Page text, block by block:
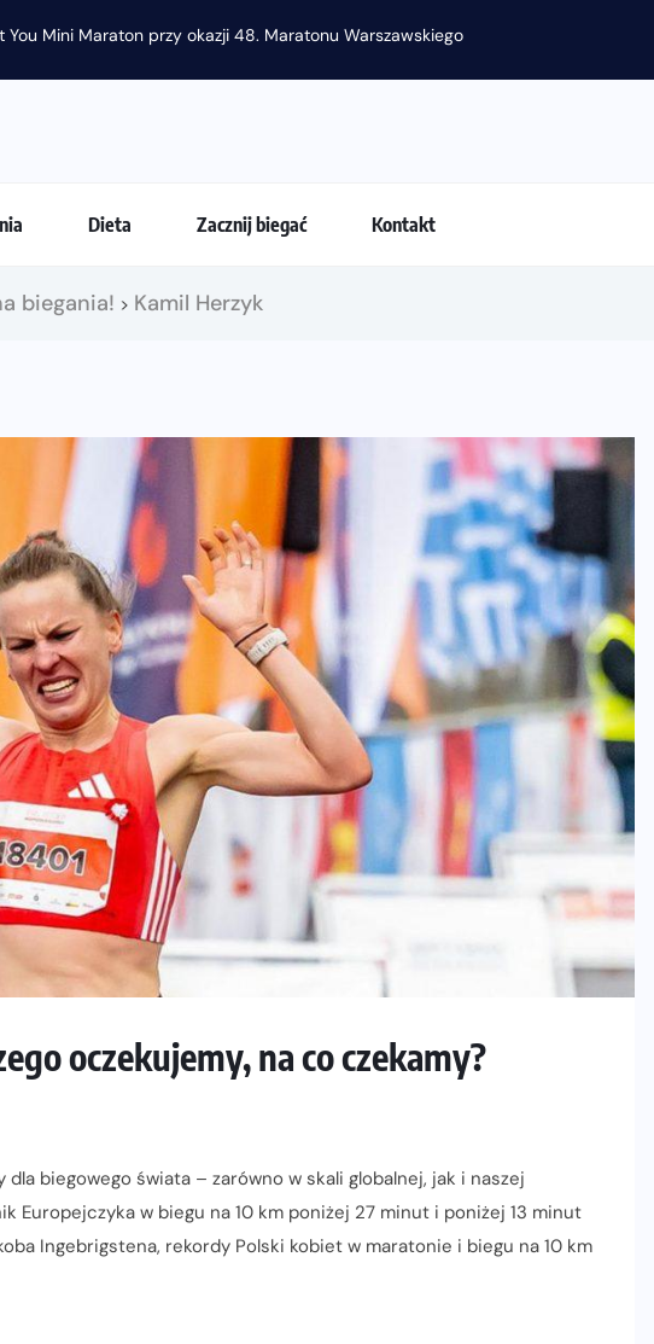
You Mini Maraton przy okazji 48. Maratonu Warszawskiego
Dieta Zacznij biegać Kontakt
biegania! > Kamil Herzyk
oczekujemy, na co czekamy?
biegowego świata – zarówno w skali globalnej, jak i naszej
Europejczyka w biegu na 10 km poniżej 27 minut i poniżej 13 minut
Ingebrigstena, rekordy Polski kobiet w maratonie i biegu na 10 km